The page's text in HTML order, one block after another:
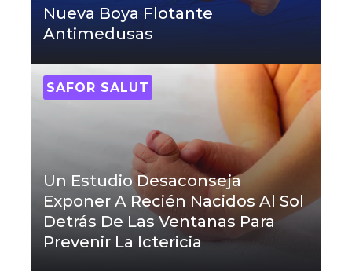
Nueva Boya Flotante
Antimedusas
SAFOR SALUT
Un Estudio Desaconseja
Exponer A Recién Nacidos Al Sol
Detrás De Las Ventanas Para
Prevenir La Ictericia